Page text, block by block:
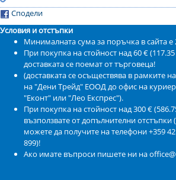
Сподели
Условия и отстъпки
Минималната сума за поръчка в сайта е
При покупка на стойност над 60 €
доставката се поемат от търговеца!
(доставката се осъществява в рамките
на "Дени Трейд" ЕООД до офис на
"Еконт" или "Лео Експрес").
При покупка на стойност над 300 €
възползвате от допълнителни
можете да получите на телефони +359 42
899)!
Ако имате въпроси пишете ни на